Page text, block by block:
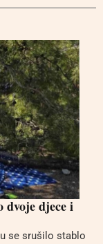
dvoje djece i
se srušilo stablo